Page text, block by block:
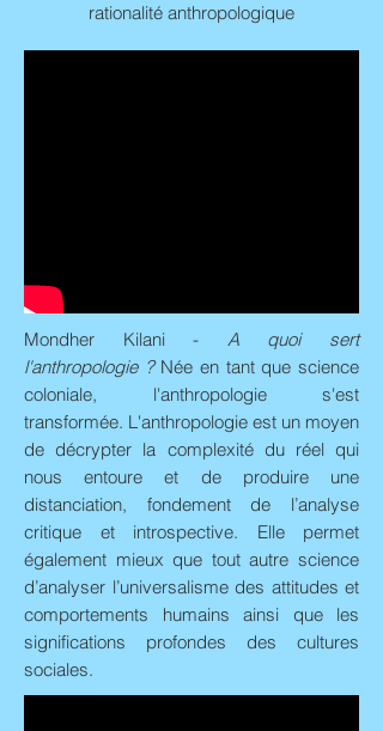
rationalité anthropologique
Mondher Kilani - A quoi sert
l'anthropologie ?Née en tant que science
coloniale, l'anthropologie s'est
transformée. L'anthropologie est un moyen
de décrypter la complexité du réel qui
nous entoure et de produire une
distanciation, fondement de l’analyse
critique et introspective. Elle permet
également mieux que tout autre science
d’analyser l’universalisme des attitudes et
comportements humains ainsi que les
significations profondes des cultures
sociales.